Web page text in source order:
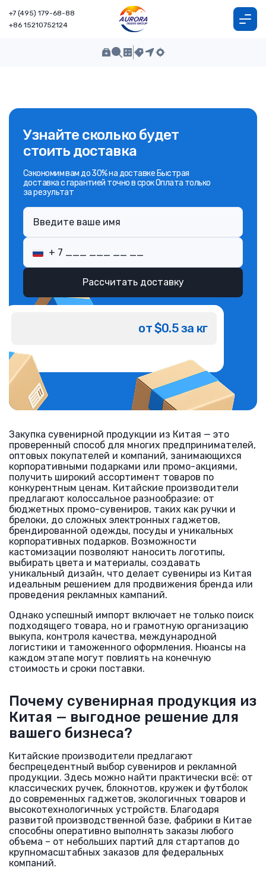
+7 (495) 179-68-88
+86 15210752124
Узнайте сколько будет
стоить доставка
Сэкономим вам до 30% на доставке Быстрая
доставка с гарантией точно в срок Оплата только
за результат
Рассчитать доставку
от $0.5 за кг
Закупка сувенирной продукции из Китая — это
проверенный способ для многих предпринимателей,
оптовых покупателей и компаний, занимающихся
корпоративными подарками или промо-акциями,
получить широкий ассортимент товаров по
конкурентным ценам. Китайские производители
предлагают колоссальное разнообразие: от
бюджетных промо-сувениров, таких как ручки и
брелоки, до сложных электронных гаджетов,
брендированной одежды, посуды и уникальных
корпоративных подарков. Возможности
кастомизации позволяют наносить логотипы,
выбирать цвета и материалы, создавать
уникальный дизайн, что делает сувениры из Китая
идеальным решением для продвижения бренда или
проведения рекламных кампаний.
Однако успешный импорт включает не только поиск
подходящего товара, но и грамотную организацию
выкупа, контроля качества, международной
логистики и таможенного оформления. Нюансы на
каждом этапе могут повлиять на конечную
стоимость и сроки поставки.
Почему сувенирная продукция из
Китая — выгодное решение для
вашего бизнеса?
Китайские производители предлагают
беспрецедентный выбор сувениров и рекламной
продукции. Здесь можно найти практически всё: от
классических ручек, блокнотов, кружек и футболок
до современных гаджетов, экологичных товаров и
высокотехнологичных устройств. Благодаря
развитой производственной базе, фабрики в Китае
способны оперативно выполнять заказы любого
объема – от небольших партий для стартапов до
крупномасштабных заказов для федеральных
компаний.